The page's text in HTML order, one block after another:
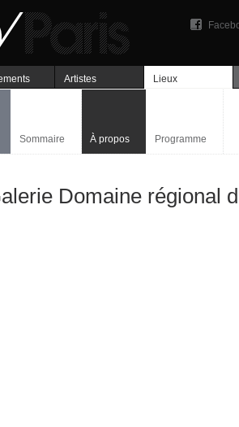
Artistes Lieux
Sommaire À propos Programme
Domaine régional